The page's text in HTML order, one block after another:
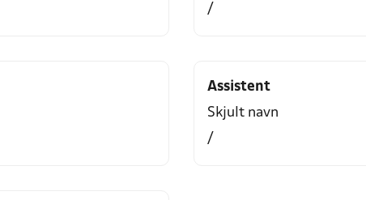
/
Assistent
Skjult navn
/